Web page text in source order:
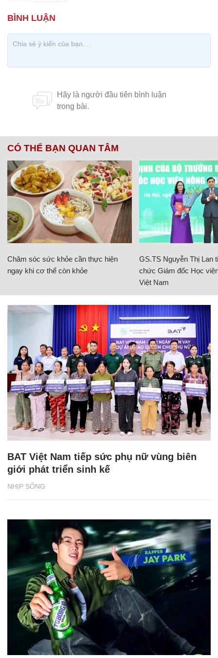
CÓ THỂ BẠN QUAN TÂM
Chăm sóc sức khỏe cần thực hiện
ngay khi cơ thể còn khỏe
GS.TS Nguyễn Thị Lan
chức Giám đốc Học
Việt Nam
NHỊP SỐNG
BAT Việt Nam tiếp sức phụ nữ vùng biên
giới phát triển sinh kế